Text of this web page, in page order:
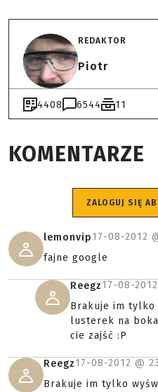
REDAKTOR
Piotr
4408 6544 11
KOMENTARZE
ZALOGUJ SIĘ
lemonvip17-08-2012
fajne google
Reegz17-08-
Brakuje im tylko
lusterek na
cie zajść :P
Reegz17-08-2012 @
Brakuje im tylko